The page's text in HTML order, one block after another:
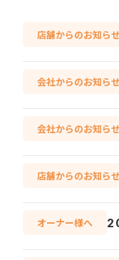
店舗からのお知らせ
会社からのお知らせ
会社からのお知らせ
店舗からのお知らせ
オーナー様へ